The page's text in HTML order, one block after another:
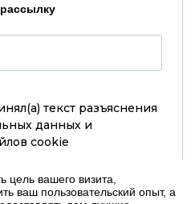
текст разъяснения
данных и
cookie